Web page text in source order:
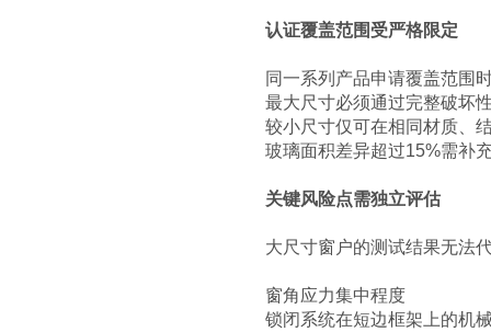
认证覆盖范围受严格限定
同一系列产品申请覆盖范围
最大尺寸必须通过完整破坏
较小尺寸仅可在相同材质、
玻璃面积差异超过15%需补
关键风险点需独立评估
大尺寸窗户的测试结果无法
窗角应力集中程度
锁闭系统在短边框架上的机